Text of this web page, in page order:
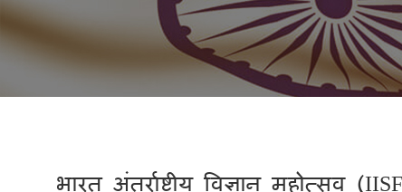
भारत अंतर्राष्ट्रीय विज्ञान